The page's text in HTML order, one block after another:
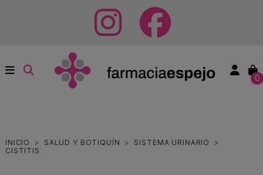
0
INICIO SALUD Y BOTIQUÍN
SISTEMA URINARIO
CISTITIS